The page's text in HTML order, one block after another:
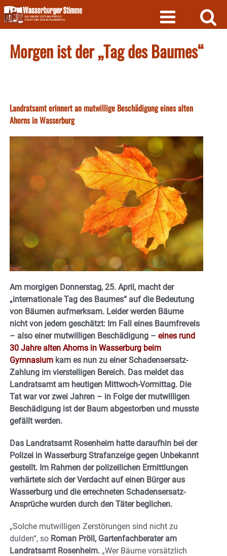
Skip
to
content
Morgen ist der „Tag des Baumes“
Landratsamt erinnert an mutwillige Beschädigung eines alten
Ahorns in Wasserburg
Am morgigen Donnerstag, 25. April, macht der
„internationale Tag des Baumes“ auf die Bedeutung
von Bäumen aufmerksam. Leider werden Bäume
nicht von jedem geschätzt: Im Fall eines Baumfrevels
– also einer mutwilligen Beschädigung – eines rund
30 Jahre alten Ahorns in Wasserburg beim
Gymnasium kam es nun zu einer Schadensersatz-
Zahlung im vierstelligen Bereich. Das meldet das
Landratsamt am heutigen Mittwoch-Vormittag. Die
Tat war vor zwei Jahren – in Folge der mutwilligen
Beschädigung ist der Baum abgestorben und musste
gefällt werden.
Das Landratsamt Rosenheim hatte daraufhin bei der
Polizei in Wasserburg Strafanzeige gegen Unbekannt
gestellt. Im Rahmen der polizeilichen Ermittlungen
verhärtete sich der Verdacht auf einen Bürger aus
Wasserburg und die errechneten Schadensersatz-
Ansprüche wurden durch den Täter beglichen.
„Solche mutwilligen Zerstörungen sind nicht zu
dulden“, so Roman Pröll, Gartenfachberater am
Landratsamt Rosenheim. „Wer Bäume vorsätzlich